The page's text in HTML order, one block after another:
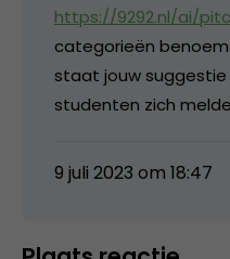
https://9292.nl/ai/
categorieën
staat jouw suggestie
studenten zich
9 juli 2023 om 18:47